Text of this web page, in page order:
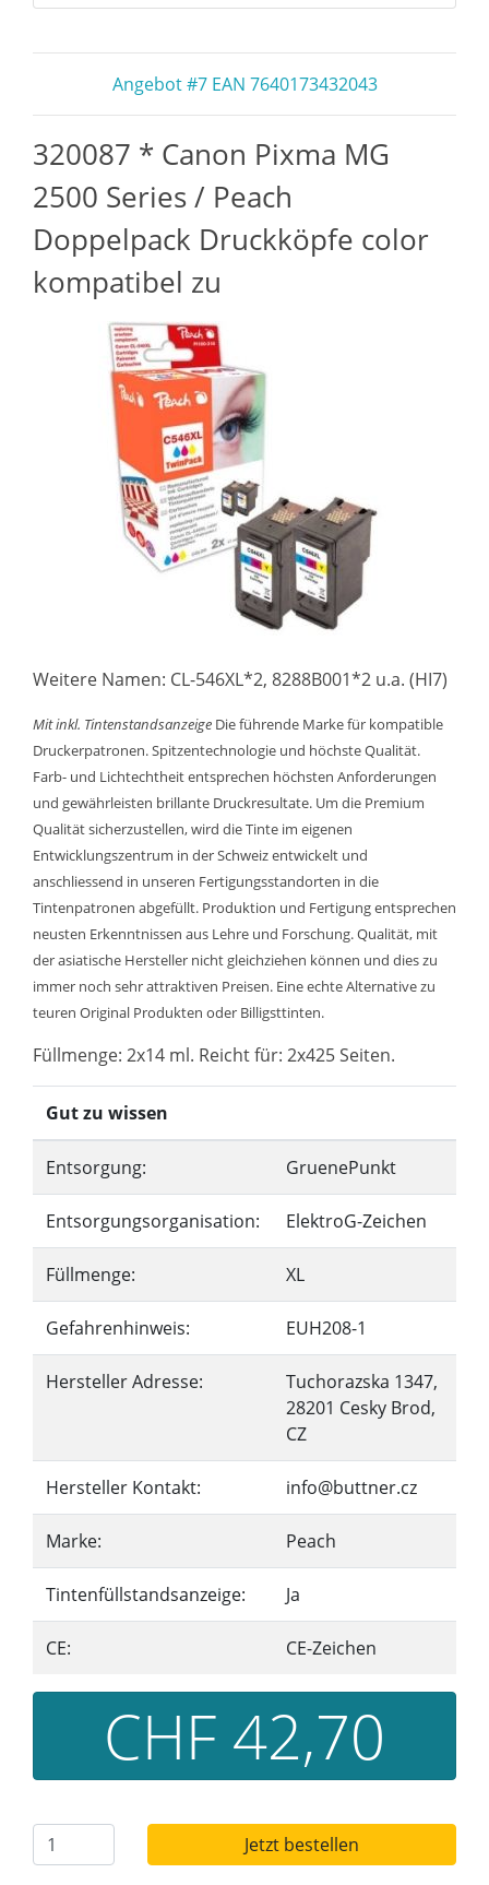
Angebot #7 EAN 7640173432043
320087 * Canon Pixma MG
2500 Series / Peach
Doppelpack Druckköpfe color
kompatibel zu
Weitere Namen: CL-546XL*2, 8288B001*2 u.a. (HI7)
Mit inkl. Tintenstandsanzeige Die führende Marke für kompatible
Druckerpatronen. Spitzentechnologie und höchste Qualität.
Farb- und Lichtechtheit entsprechen höchsten Anforderungen
und gewährleisten brillante Druckresultate. Um die Premium
Qualität sicherzustellen, wird die Tinte im eigenen
Entwicklungszentrum in der Schweiz entwickelt und
anschliessend in unseren Fertigungsstandorten in die
Tintenpatronen abgefüllt. Produktion und Fertigung entsprechen
neusten Erkenntnissen aus Lehre und Forschung. Qualität, mit
der asiatische Hersteller nicht gleichziehen können und dies zu
immer noch sehr attraktiven Preisen. Eine echte Alternative zu
teuren Original Produkten oder Billigsttinten.
Füllmenge: 2x14 ml. Reicht für: 2x425 Seiten.
Gut zu wissen
Entsorgung: GruenePunkt
Entsorgungsorganisation: ElektroG-Zeichen
Füllmenge: XL
Gefahrenhinweis: EUH208-1
Hersteller Adresse:
Tuchorazska 1347,
28201 Cesky Brod,
CZ
Hersteller Kontakt: info@buttner.cz
Marke: Peach
Tintenfüllstandsanzeige: Ja
CE: CE-Zeichen
CHF 42,70
Jetzt bestellen